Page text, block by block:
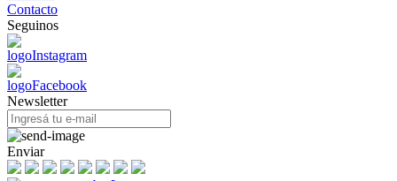
Contacto
Seguinos
Newsletter
Enviar